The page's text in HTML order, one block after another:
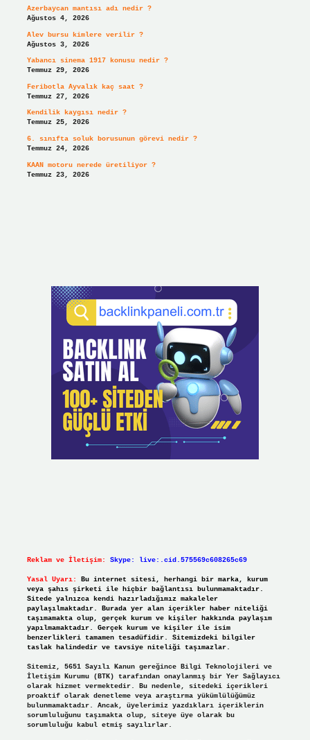
Azerbaycan mantısı adı nedir ?
Ağustos 4, 2026
Alev bursu kimlere verilir ?
Ağustos 3, 2026
Yabancı sinema 1917 konusu nedir ?
Temmuz 29, 2026
Feribotla Ayvalık kaç saat ?
Temmuz 27, 2026
Kendilik kaygısı nedir ?
Temmuz 25, 2026
6. sınıfta soluk borusunun görevi nedir ?
Temmuz 24, 2026
KAAN motoru nerede üretiliyor ?
Temmuz 23, 2026
Reklam ve İletişim: Skype: live:.cid.575569c608265c69
Yasal Uyarı:
Bu internet sitesi, herhangi bir marka, kurum
veya şahıs şirketi ile hiçbir bağlantısı bulunmamaktadır.
Sitede yalnızca kendi hazırladığımız makaleler
paylaşılmaktadır. Burada yer alan içerikler haber niteliği
taşımamakta olup, gerçek kurum ve kişiler hakkında paylaşım
yapılmamaktadır. Gerçek kurum ve kişiler ile isim
benzerlikleri tamamen tesadüfidir. Sitemizdeki bilgiler
taslak halindedir ve tavsiye niteliği taşımazlar.
Sitemiz, 5651 Sayılı Kanun gereğince Bilgi Teknolojileri ve
İletişim Kurumu (BTK) tarafından onaylanmış bir Yer Sağlayıcı
olarak hizmet vermektedir. Bu nedenle, sitedeki içerikleri
proaktif olarak denetleme veya araştırma yükümlülüğümüz
bulunmamaktadır. Ancak, üyelerimiz yazdıkları içeriklerin
sorumluluğunu taşımakta olup, siteye üye olarak bu
sorumluluğu kabul etmiş sayılırlar.